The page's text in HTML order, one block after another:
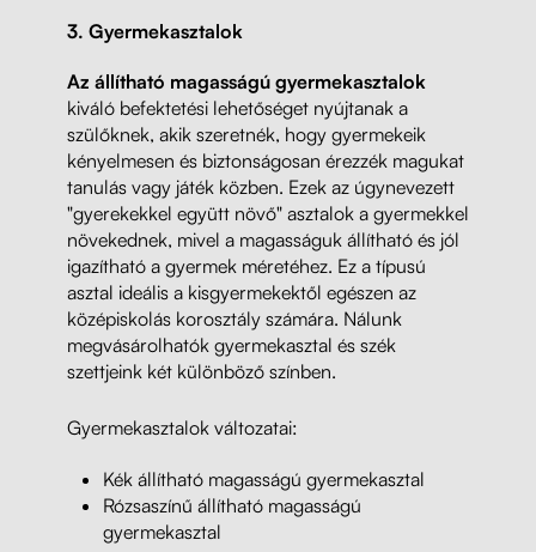
3. Gyermekasztalok
Az állítható magasságú gyermekasztalok
kiváló befektetési lehetőséget nyújtanak a
szülőknek, akik szeretnék, hogy gyermekeik
kényelmesen és biztonságosan érezzék magukat
tanulás vagy játék közben. Ezek az úgynevezett
"gyerekekkel együtt növő" asztalok a gyermekkel
növekednek, mivel a magasságuk állítható és jól
igazítható a gyermek méretéhez. Ez a típusú
asztal ideális a kisgyermekektől egészen az
középiskolás korosztály számára. Nálunk
megvásárolhatók gyermekasztal és szék
szettjeink két különböző színben.
Gyermekasztalok változatai:
Kék állítható magasságú gyermekasztal
Rózsaszínű állítható magasságú
gyermekasztal